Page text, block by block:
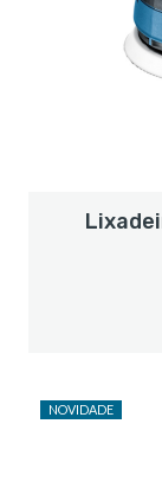
NOVIDADE